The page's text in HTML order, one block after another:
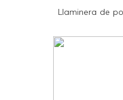
Llaminera de